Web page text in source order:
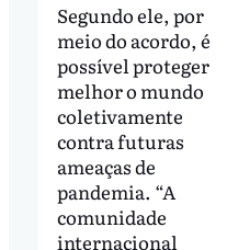
Segundo ele, por
meio do acordo, é
possível proteger
melhor o mundo
coletivamente
contra futuras
ameaças de
pandemia. “A
comunidade
internacional